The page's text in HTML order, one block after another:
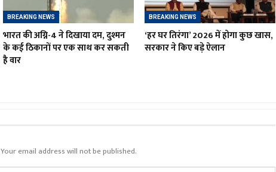
BREAKING NEWS
भारत की अग्नि-4 ने दिखाया दम, दुश्मन
के कई ठिकानों पर एक साथ कर सकती
है वार
BREAKING NEWS
‘हर घर तिरंगा’ 2026 में होगा कुछ खास,
सरकार ने किए बड़े ऐलान
Your email address will not be published.